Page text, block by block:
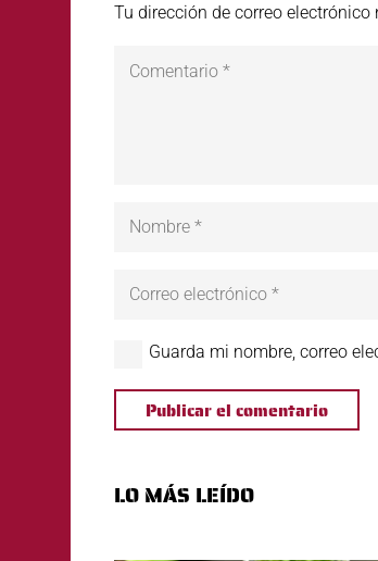
Tu dirección de correo electrónico
Guarda mi nombre, correo
Publicar el comentario
LO MÁS LEÍDO